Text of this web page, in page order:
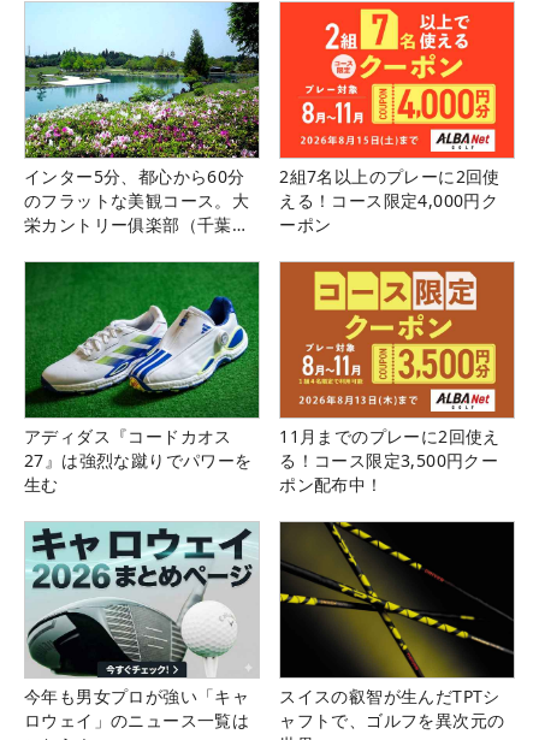
インター5分、都心から60分
のフラットな美観コース。大
栄カントリー俱楽部（千葉
2組7名以上のプレーに2回使
える！コース限定4,000円ク
ーポン
アディダス『コードカオス
27』は強烈な蹴りでパワーを
生む
11月までのプレーに2回使え
る！コース限定3,500円クー
ポン配布中！
今年も男女プロが強い「キャ
ロウェイ」のニュース一覧は
スイスの叡智が生んだTPTシ
ャフトで、ゴルフを異次元の